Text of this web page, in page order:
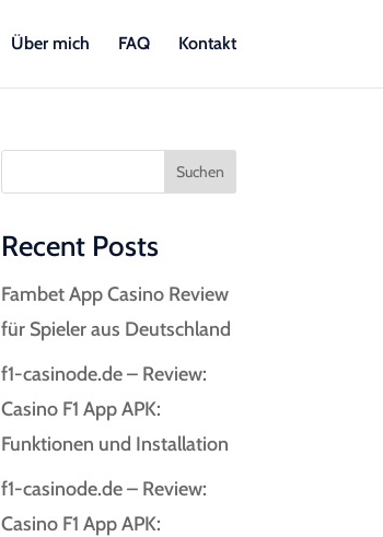
Über mich FAQ Kontakt
Suchen
Recent Posts
Fambet App Casino Review
für Spieler aus Deutschland
f1-casinode.de – Review:
Casino F1 App APK:
Funktionen und Installation
f1-casinode.de – Review:
Casino F1 App APK: